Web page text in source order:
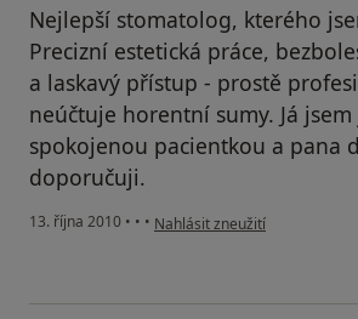
Nejlepší stomatolog, kterého
Precizní estetická práce,
a laskavý přístup - prostě
neúčtuje horentní sumy. Já
spokojenou pacientkou a pana
doporučuji.
13. října 2010 • • • podle názoru uživatele Pacient
Nahlásit zneužití